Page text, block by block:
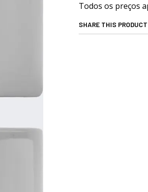
Todos os preços
SHARE THIS PRODUCT